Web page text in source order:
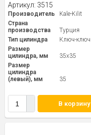
Артикул: 3515
Производитель
Kale-Kilit
Страна
производства
Турция
Тип цилиндра
Ключ-ключ
Размер
цилиндра, мм
35x35
Размер
цилиндра
(левый), мм
35
В корзину